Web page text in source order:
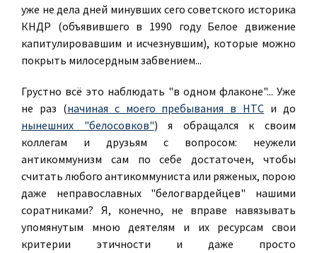
уже не дела дней минувших сего советского историка
КНДР (объявившего в 1990 году Белое движение
капитулировавшим и исчезнувшим), которые можно
покрыть милосердным забвением...
Грустно всё это наблюдать "в одном флаконе"... Уже
не раз (начиная с моего пребывания в НТС и до
нынешних "белосовков") я обращался к своим
коллегам и друзьям с вопросом: неужели
антикоммунизм сам по себе достаточен, чтобы
считать любого антикоммуниста или ряженых, порою
даже неправославных "белогвардейцев" нашими
соратниками? Я, конечно, не вправе навязывать
упомянутым мною деятелям и их ресурсам свои
критерии этичности и даже просто